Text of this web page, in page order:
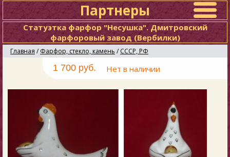
Партнеры
Статуэтка фарфор "Несушка". Дмитровский
фарфоровый завод (Вербилки)
Главная / Фарфор, стекло, камень / СССР, РФ
1 700 руб. Нет в наличии